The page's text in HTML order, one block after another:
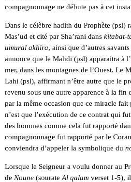
compagnonnage ne débute pas à cet
Dans le célèbre hadith du Prophète (psl)
Mas’ud et cité par Sha’rani dans kitabat-
umural akhira, ainsi que d’autres
annonce que le Mahdi (psl) apparaitra à
mer, dans les montagnes de l’Ouest. Le
Lahi (psl), affirmant n’être autre que le
revenu sous une autre apparence à la fin
par la même occasion que ce miracle
n’est que l’exécution de ce contrat qui
des hommes comme cela fut rapporté
compagnonnage fut rapporté par le
conviendra d’appeler la symbolique du
Lorsque le Seigneur a voulu donner au
de Noune (sourate Al qalam verset 1-5),